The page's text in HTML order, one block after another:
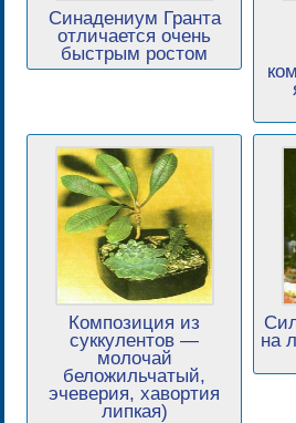
Синадениум Гранта
отличается очень
быстрым ростом
Композиция из
суккулентов —
молочай
беложильчатый,
эчеверия, хавортия
липкая)
на